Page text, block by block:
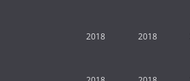
2018 2018